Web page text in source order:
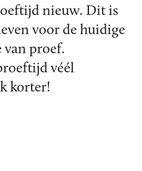
nieuw. Dit is
voor de huidige
van proef.
véél
korter!